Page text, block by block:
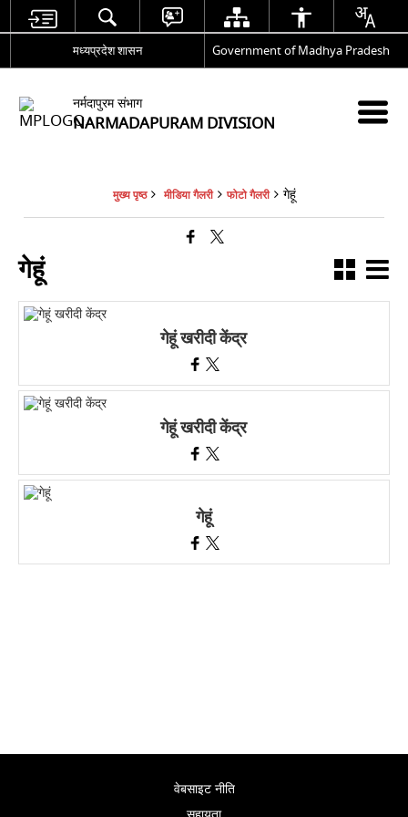
मध्यप्रदेश शासन Government of Madhya Pradesh
नर्मदापुरम संभाग
NARMADAPURAM DIVISION
मुख्य पृष्ठ मीडिया गैलरी फोटो गैलरी गेहूं
गेहूं
गेहूं खरीदी केंद्र
गेहूं खरीदी केंद्र
गेहूं
वेबसाइट नीति